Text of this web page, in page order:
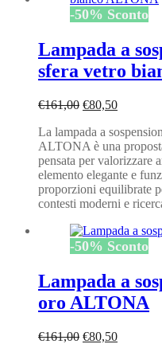
-50% Sconto
Lampada a
sfera vetro
€161,00 Il
originale
era:
€161,00.
€80,50Il
attuale
è:
€80,50.
La lampada a
ALTONA è una
pensata per valorizzare
elemento elegante e
proporzioni equilibrate
contesti moderni e
-50% Sconto
Lampada a
oro ALTONA
€161,00 Il
€80,50Il